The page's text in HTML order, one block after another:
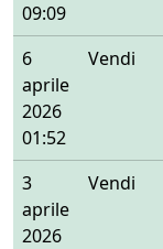
09:09
6
aprile
2026
01:52
Vendi
3
aprile
2026
Vendi